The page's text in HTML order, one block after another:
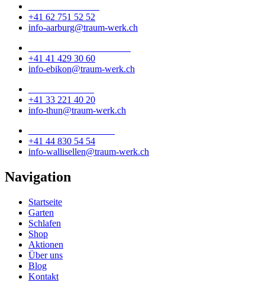
+41 62 751 52 52
info-aarburg@traum-werk.ch
+41 41 429 30 60
info-ebikon@traum-werk.ch
+41 33 221 40 20
info-thun@traum-werk.ch
+41 44 830 54 54
info-wallisellen@traum-werk.ch
Navigation
Startseite
Garten
Schlafen
Shop
Aktionen
Über uns
Blog
Kontakt